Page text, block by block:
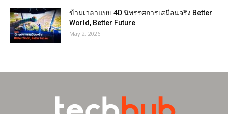
ข้ามเวลาแบบ 4D นิทรรศการเสมือนจริง Better
World, Better Future
May 2, 2026